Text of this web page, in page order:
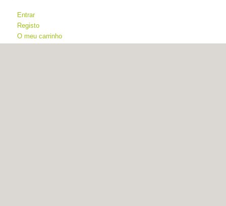
Entrar
Registo
O meu carrinho